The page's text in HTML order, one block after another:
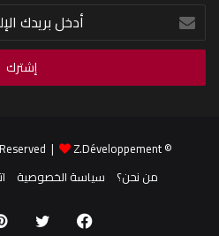
أدخل
بريدك
الإلكتروني
© Copyright 2026, All Rights Reserved |
Z.Développement
من نحن؟
سياسة الخصوصية
فيسبوكتويتر